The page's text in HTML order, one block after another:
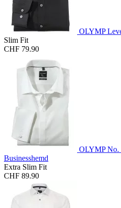
OLYMP
Slim Fit
CHF 79.90
OLYMP No.
Businesshemd
Extra Slim Fit
CHF 89.90